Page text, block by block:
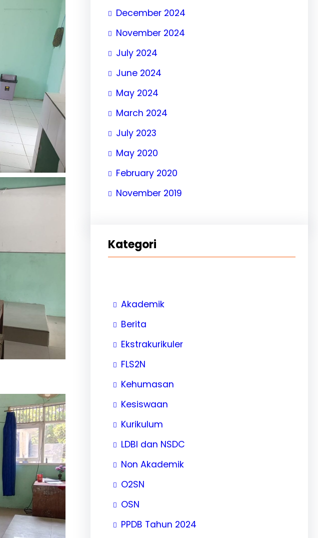
December 2024
November 2024
July 2024
June 2024
May 2024
March 2024
July 2023
May 2020
February 2020
November 2019
Kategori
Akademik
Berita
Ekstrakurikuler
FLS2N
Kehumasan
Kesiswaan
Kurikulum
LDBI dan NSDC
Non Akademik
O2SN
OSN
PPDB Tahun 2024